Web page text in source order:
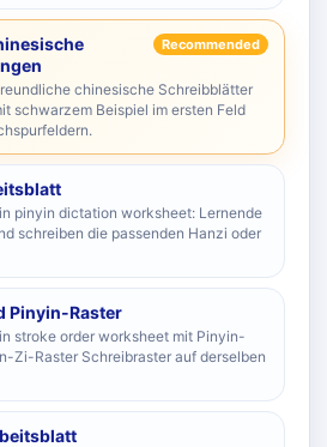
Recommended
chinesische Schreibblätter
schwarzem Beispiel im ersten Feld
pinyin dictation worksheet: Lernende
schreiben die passenden Hanzi oder
Pinyin-Raster
stroke order worksheet mit Pinyin-
Zi-Raster Schreibraster auf derselben